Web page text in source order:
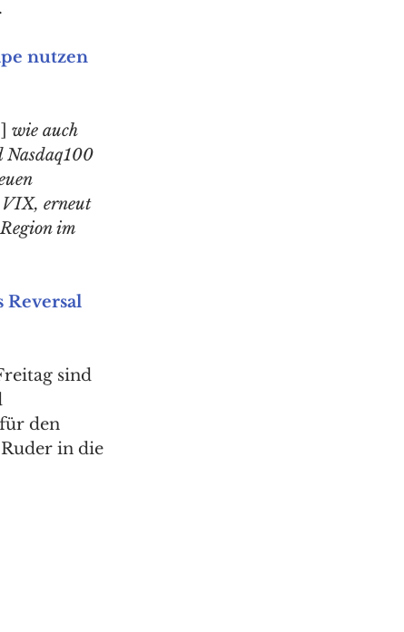
nutzen
wie auch
Nasdaq100
VIX, erneut
im
Reversal
sind
den
in die